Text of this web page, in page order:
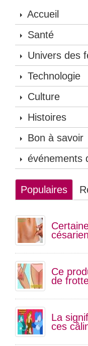
Accueil
Santé
Univers des
Technologie
Culture
Histoires
Bon à savoir
événements
Populaires
Ce
de
La
ces